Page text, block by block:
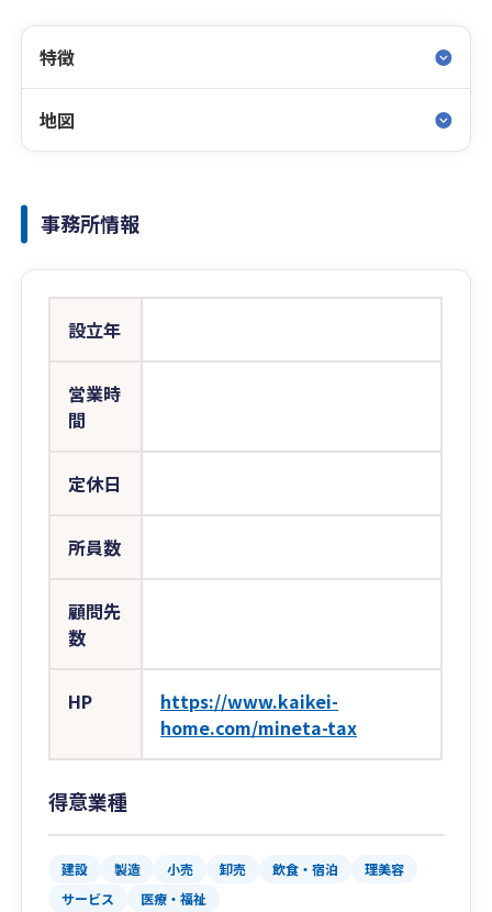
特徴
地図
事務所情報
設立年
営業時
間
定休日
所員数
顧問先
数
HP
https://www.kaikei-
home.com/mineta-tax
得意業種
建設 製造 小売 卸売 飲食・宿泊
理美容
サービス
医療・福祉